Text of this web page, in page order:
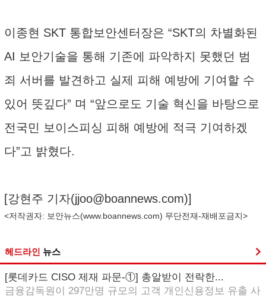
이종현 SKT 통합보안센터장은 “SKT의 차별화된
AI 보안기술을 통해 기존에 파악하지 못했던 범
죄 서버를 발견하고 실제 피해 예방에 기여할 수
있어 뜻깊다” 며 “앞으로도 기술 혁신을 바탕으로
전국민 보이스피싱 피해 예방에 적극 기여하겠
다”고 밝혔다.
[강현주 기자(jjoo@boannews.com)]
<저작권자: 보안뉴스(www.boannews.com) 무단전재-재배포금지>
헤드라인 뉴스
[롯데카드 CISO 제재 파문-①] 총알받이 전락한...
금융감독원이 297만명 규모의 고객 개인신용정보 유출 사